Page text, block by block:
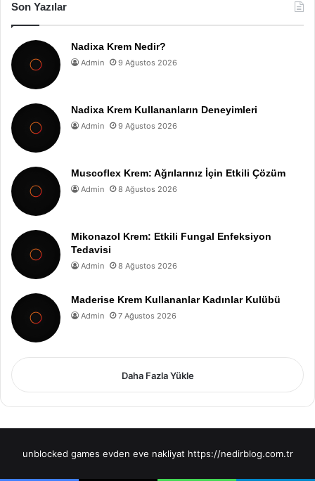
Son Yazılar
Nadixa Krem Nedir?
Admin 9 Ağustos 2026
Nadixa Krem Kullananların Deneyimleri
Admin 9 Ağustos 2026
Muscoflex Krem: Ağrılarınız İçin Etkili Çözüm
Admin 8 Ağustos 2026
Mikonazol Krem: Etkili Fungal Enfeksiyon
Tedavisi
Admin 8 Ağustos 2026
Maderise Krem Kullananlar Kadınlar Kulübü
Admin 7 Ağustos 2026
Daha Fazla Yükle
unblocked games evden eve nakliyat https://nedirblog.com.tr